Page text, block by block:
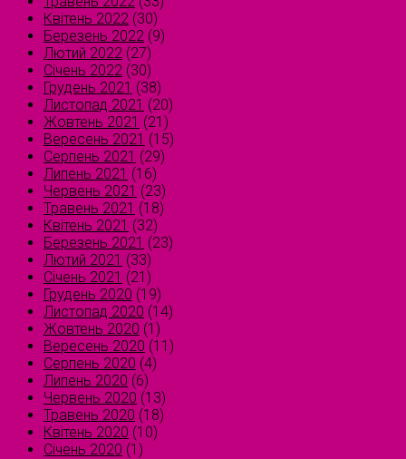
Квітень 2022 (30)
Березень 2022 (9)
Лютий 2022 (27)
Січень 2022 (30)
Грудень 2021 (38)
Листопад 2021 (20)
Жовтень 2021 (21)
Вересень 2021 (15)
Серпень 2021 (29)
Липень 2021 (16)
Червень 2021 (23)
Травень 2021 (18)
Квітень 2021 (32)
Березень 2021 (23)
Лютий 2021 (33)
Січень 2021 (21)
Грудень 2020 (19)
Листопад 2020 (14)
Жовтень 2020 (1)
Вересень 2020 (11)
Серпень 2020 (4)
Липень 2020 (6)
Червень 2020 (13)
Травень 2020 (18)
Квітень 2020 (10)
Січень 2020 (1)